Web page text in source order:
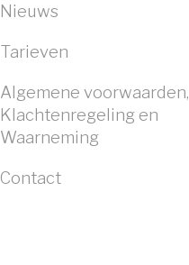
Nieuws
Tarieven
Algemene voorwaarden,
Klachtenregeling en
Waarneming
Contact